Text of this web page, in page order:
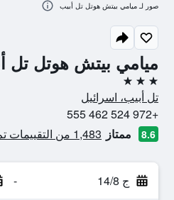
ميامي بيتش هوتل تل
3 نجوم
تل أبيب، اسرائيل
+972 524 462 555
8.6 ممتاز 1,483 من التقييمات تم التحقق منها
ج 14/8 -
صور لـ ميامي بيتش هوتل تل أبيب